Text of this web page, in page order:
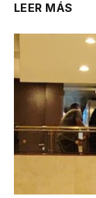
LEER MÁS